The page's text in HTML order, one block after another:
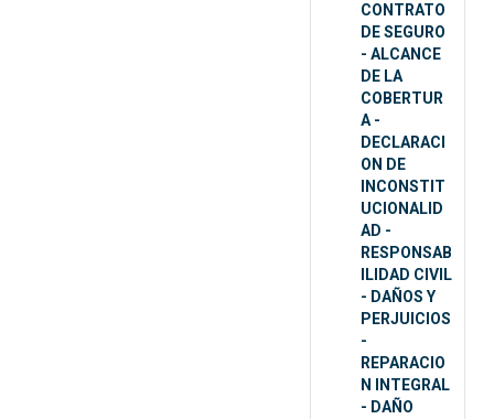
CONTRATO
DE SEGURO
- ALCANCE
DE LA
COBERTUR
A -
DECLARACI
ON DE
INCONSTIT
UCIONALID
AD -
RESPONSAB
ILIDAD CIVIL
- DAÑOS Y
PERJUICIOS
-
REPARACIO
N INTEGRAL
- DAÑO